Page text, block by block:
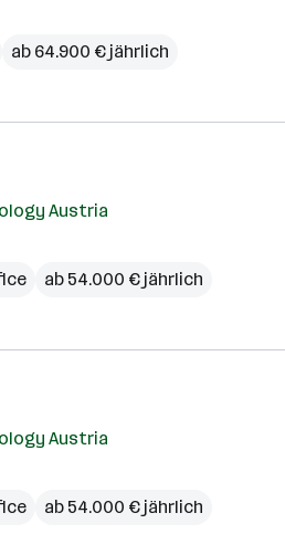
ab 64.900 € jährlich
Austria
ab 54.000 € jährlich
Austria
ab 54.000 € jährlich